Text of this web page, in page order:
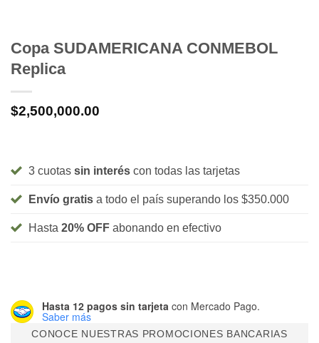
Copa SUDAMERICANA CONMEBOL
Replica
$2,500,000.00
3 cuotas sin interés con todas las tarjetas
Envío gratis a todo el país superando los $350.000
Hasta 20% OFF abonando en efectivo
Hasta 12 pagos sin tarjeta con Mercado Pago.
Saber más
CONOCE NUESTRAS PROMOCIONES BANCARIAS